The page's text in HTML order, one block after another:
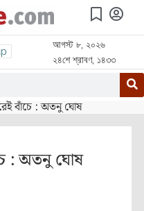
আগস্ট ৮, ২০২৬
২৪শে শ্রাবণ, ১৪৩৩
বাঁচে : অতনু ঘোষ
: অতনু ঘোষ